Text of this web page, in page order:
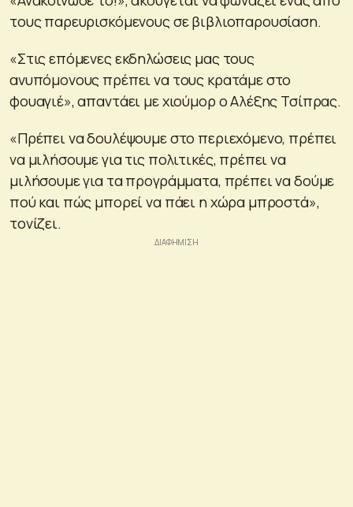
τους παρευρισκόμενους σε βιβλιοπαρουσίαση.
«Στις επόμενες εκδηλώσεις μας τους
ανυπόμονους πρέπει να τους κρατάμε στο
φουαγιέ», απαντάει με χιούμορ ο Αλέξης Τσίπρας.
«Πρέπει να δουλέψουμε στο περιεχόμενο, πρέπει
να μιλήσουμε για τις πολιτικές, πρέπει να
μιλήσουμε για τα προγράμματα, πρέπει να δούμε
πού και πώς μπορεί να πάει η χώρα μπροστά»,
τονίζει.